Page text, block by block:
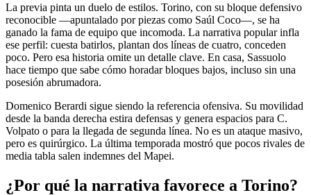
La previa pinta un duelo de estilos. Torino, con su bloque defensivo
reconocible —apuntalado por piezas como Saúl Coco—, se ha
ganado la fama de equipo que incomoda. La narrativa popular infla
ese perfil: cuesta batirlos, plantan dos líneas de cuatro, conceden
poco. Pero esa historia omite un detalle clave. En casa, Sassuolo
hace tiempo que sabe cómo horadar bloques bajos, incluso sin una
posesión abrumadora.
Domenico Berardi sigue siendo la referencia ofensiva. Su movilidad
desde la banda derecha estira defensas y genera espacios para C.
Volpato o para la llegada de segunda línea. No es un ataque masivo,
pero es quirúrgico. La última temporada mostró que pocos rivales de
media tabla salen indemnes del Mapei.
¿Por qué la narrativa favorece a Torino?